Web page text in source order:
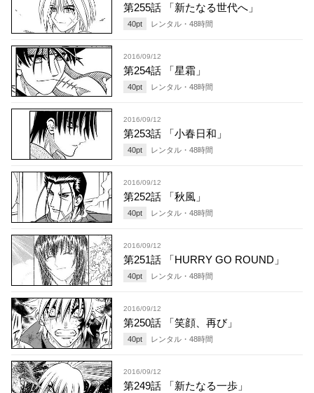
第255話 「新たなる世代へ」
40pt レンタル・ 48時間
2016/09/12
第254話 「星霜」
40pt レンタル・ 48時間
2016/09/12
第253話 「小春日和」
40pt レンタル・ 48時間
2016/09/12
第252話 「秋風」
40pt レンタル・ 48時間
2016/09/12
第251話 「HURRY GO ROUND」
40pt レンタル・ 48時間
2016/09/12
第250話 「笑顔、再び」
40pt レンタル・ 48時間
2016/09/12
第249話 「新たなる一歩」